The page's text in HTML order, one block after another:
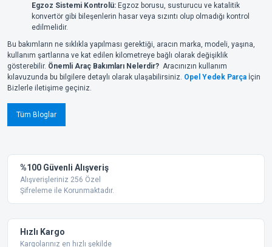
Egzoz Sistemi Kontrolü: Egzoz borusu, susturucu ve katalitik
konvertör gibi bileşenlerin hasar veya sızıntı olup olmadığı kontrol
edilmelidir.
Bu bakımların ne sıklıkla yapılması gerektiği, aracın marka, modeli, yaşına,
kullanım şartlarına ve kat edilen kilometreye bağlı olarak değişiklik
gösterebilir. Önemli Araç Bakımları Nelerdir? Aracınızın kullanım
kılavuzunda bu bilgilere detaylı olarak ulaşabilirsiniz. Opel Yedek Parça İçin
Bizlerle iletişime geçiniz.
Tüm Bloglar
%100 Güvenli Alışveriş
Alışverişleriniz 256 Özel
Şifreleme ile Korunmaktadır.
Hızlı Kargo
Kargolarınız en hızlı şekilde